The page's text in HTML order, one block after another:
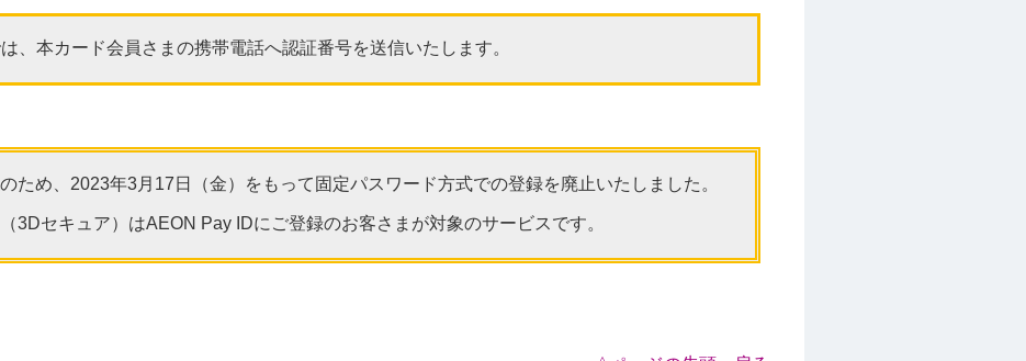
、本カード会員さまの携帯電話へ認証番号を送信いたします。
ため、2023年3月17日（金）をもって固定パスワード方式での登録を廃止いたしました。
3Dセキュア）はAEON Pay IDにご登録のお客さまが対象のサービスです。